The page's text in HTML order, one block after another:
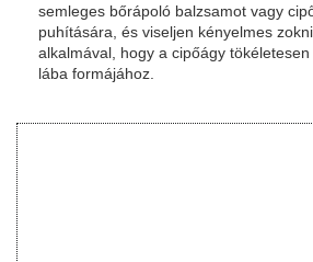
semleges bőrápoló balzsamot vagy
puhítására, és viseljen kényelmes
alkalmával, hogy a cipőágy
lába formájához.